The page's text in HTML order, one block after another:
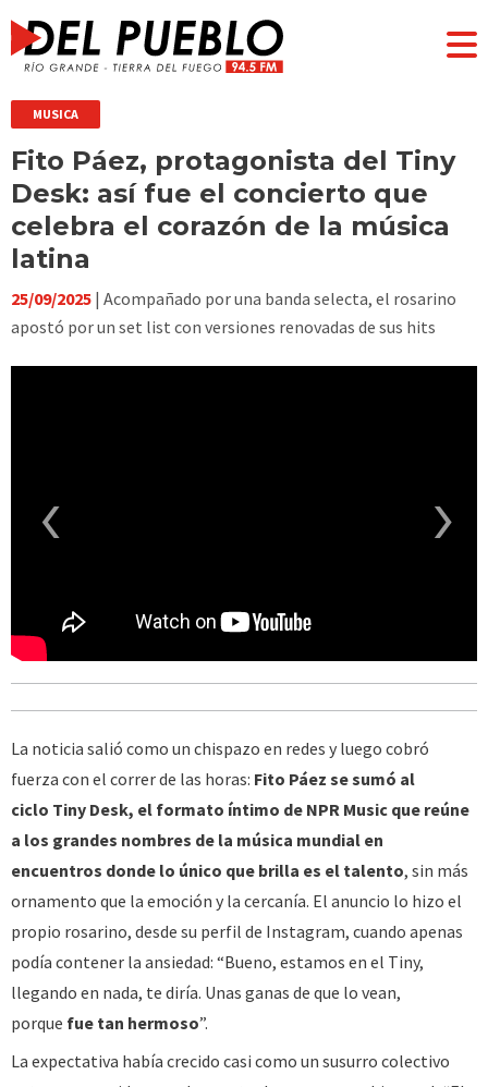
MUSICA
Fito Páez, protagonista del Tiny
Desk: así fue el concierto que
celebra el corazón de la música
latina
25/09/2025 | Acompañado por una banda selecta, el rosarino
apostó por un set list con versiones renovadas de sus hits
‹ ›
La noticia salió como un chispazo en redes y luego cobró
fuerza con el correr de las horas: Fito Páez se sumó al
ciclo Tiny Desk, el formato íntimo de NPR Music que reúne
a los grandes nombres de la música mundial en
encuentros donde lo único que brilla es el talento, sin más
ornamento que la emoción y la cercanía. El anuncio lo hizo el
propio rosarino, desde su perfil de Instagram, cuando apenas
podía contener la ansiedad: “Bueno, estamos en el Tiny,
llegando en nada, te diría. Unas ganas de que lo vean,
porque fue tan hermoso”.
La expectativa había crecido casi como un susurro colectivo